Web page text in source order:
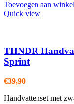
Toevoegen aan
Quick view
THNDR
Sprint
€39,90
Handvattenset met